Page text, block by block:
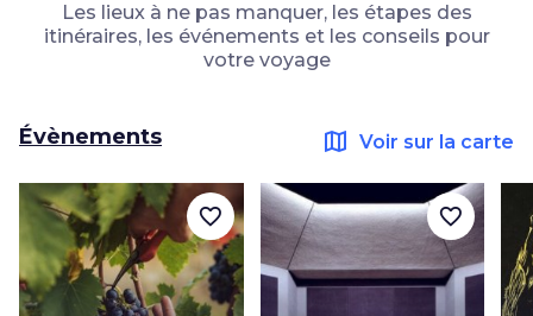
Les lieux à ne pas manquer, les étapes des
itinéraires, les événements et les conseils pour
votre voyage
Évènements map Voir sur la carte
favorite_border favorite_border